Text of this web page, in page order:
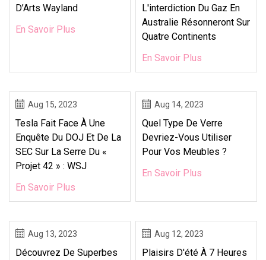
D’Arts Wayland
En Savoir Plus
L'interdiction Du Gaz En
Australie Résonneront Sur
Quatre Continents
En Savoir Plus
Aug 15, 2023
Tesla Fait Face À Une
Enquête Du DOJ Et De La
SEC Sur La Serre Du «
Projet 42 » : WSJ
En Savoir Plus
Aug 14, 2023
Quel Type De Verre
Devriez-Vous Utiliser
Pour Vos Meubles ?
En Savoir Plus
Aug 13, 2023
Découvrez De Superbes
Aug 12, 2023
Plaisirs D'été À 7 Heures